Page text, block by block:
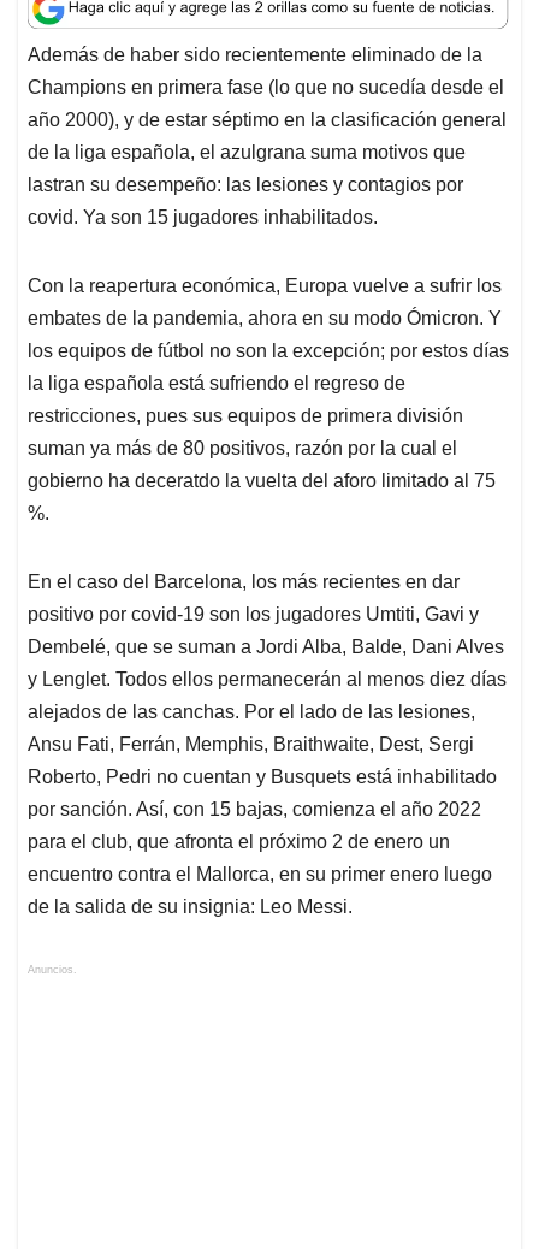
t
s
A
p
p
e
b
o
o
k
k
e
d
I
n
i
l
e
a
d
s
Además de haber sido recientemente eliminado de la
Champions en primera fase (lo que no sucedía desde el
año 2000), y de estar séptimo en la clasificación general
de la liga española, el azulgrana suma motivos que
lastran su desempeño: las lesiones y contagios por
covid. Ya son 15 jugadores inhabilitados.
Con la reapertura económica, Europa vuelve a sufrir los
embates de la pandemia, ahora en su modo Ómicron. Y
los equipos de fútbol no son la excepción; por estos días
la liga española está sufriendo el regreso de
restricciones, pues sus equipos de primera división
suman ya más de 80 positivos, razón por la cual el
gobierno ha deceratdo la vuelta del aforo limitado al 75
%.
En el caso del Barcelona, los más recientes en dar
positivo por covid-19 son los jugadores Umtiti, Gavi y
Dembelé, que se suman a Jordi Alba, Balde, Dani Alves
y Lenglet. Todos ellos permanecerán al menos diez días
alejados de las canchas. Por el lado de las lesiones,
Ansu Fati, Ferrán, Memphis, Braithwaite, Dest, Sergi
Roberto, Pedri no cuentan y Busquets está inhabilitado
por sanción. Así, con 15 bajas, comienza el año 2022
para el club, que afronta el próximo 2 de enero un
encuentro contra el Mallorca, en su primer enero luego
de la salida de su insignia: Leo Messi.
Anuncios.